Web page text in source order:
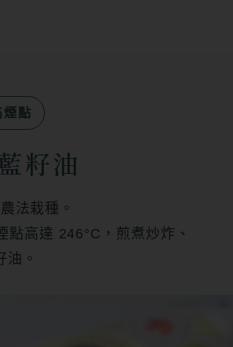
點
籽油
法栽種。
高達 246°C，煎煮炒炸、
油。